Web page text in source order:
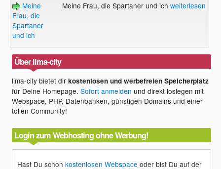
Meine
Frau, die
Spartaner
und ich
Meine Frau, die Spartaner und ich weiterlesen
Über lima-city
lima-city bietet dirkostenlosen und werbefreien Speicherplatz
für Deine Homepage.Sofort anmelden und direkt loslegen mit
Webspace, PHP, Datenbanken, günstigen Domains und einer
tollen Community!
Login zum Webhosting ohne Werbung!
Hast Du schonkostenlosen Webspace oder bist Du auf der